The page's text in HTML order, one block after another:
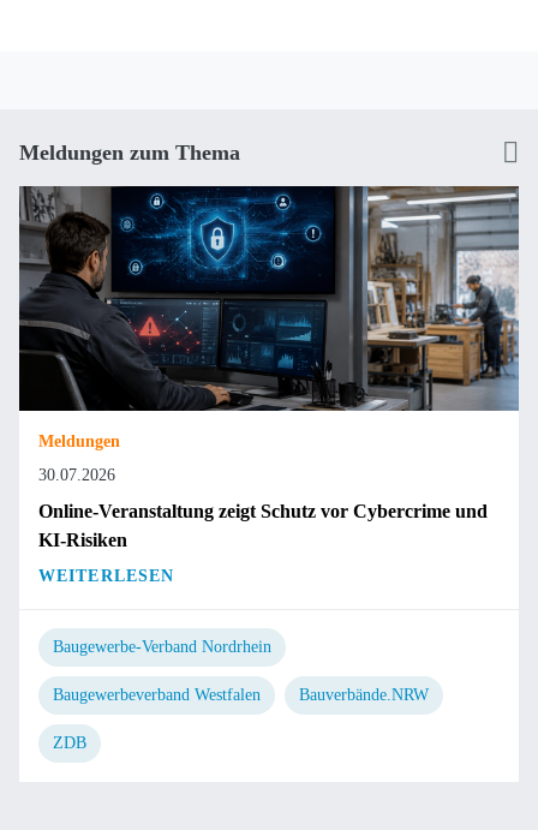
Meldungen zum Thema
Meldungen
30.07.2026
Online-Veranstaltung zeigt Schutz vor Cybercrime und
KI-Risiken
WEITERLESEN
Baugewerbe-Verband Nordrhein
Baugewerbeverband Westfalen Bauverbände.NRW
ZDB